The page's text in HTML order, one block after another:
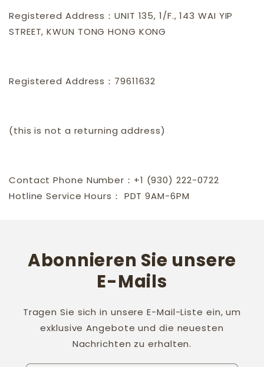
Registered Address：UNIT 135, 1/F., 143 WAI YIP
STREET, KWUN TONG HONG KONG
Registered Address：79611632
(this is not a returning address)
Contact Phone Number：+1 (930) 222-0722
Hotline Service Hours： PDT 9AM-6PM
Abonnieren Sie unsere
E-Mails
Tragen Sie sich in unsere E-Mail-Liste ein, um
exklusive Angebote und die neuesten
Nachrichten zu erhalten.